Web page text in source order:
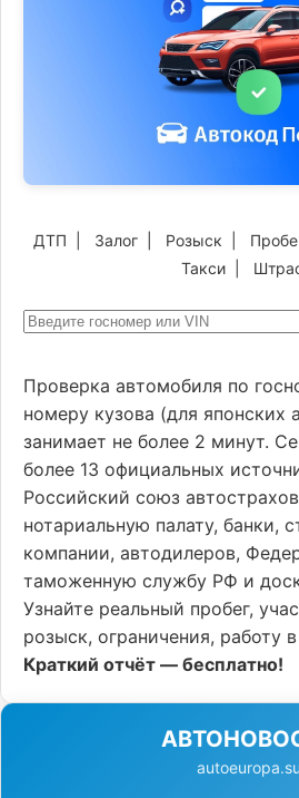
ДТП Залог Розыск
Такси|
Проверка автомобиля по
номеру кузова (для японских
занимает не более 2 минут.
более 13 официальных
Российский союз
нотариальную палату, банки,
компании, автодилеров,
таможенную службу РФ и
Узнайте реальный пробег,
розыск, ограничения, работу
Краткий отчёт — бесплатно!
autoeuropa.su